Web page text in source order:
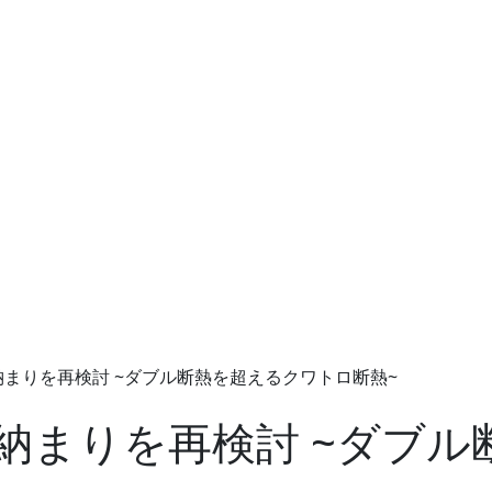
りを再検討 ~ダブル断熱を超えるクワトロ断熱~
まりを再検討 ~ダブル